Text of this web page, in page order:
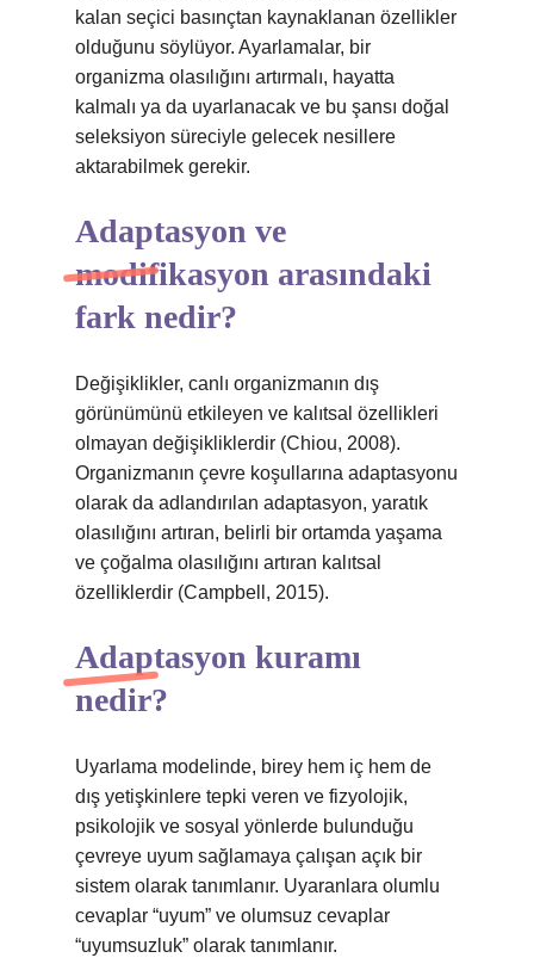
kalan seçici basınçtan kaynaklanan özellikler
olduğunu söylüyor. Ayarlamalar, bir
organizma olasılığını artırmalı, hayatta
kalmalı ya da uyarlanacak ve bu şansı doğal
seleksiyon süreciyle gelecek nesillere
aktarabilmek gerekir.
Adaptasyon ve
modifikasyon arasındaki
fark nedir?
Değişiklikler, canlı organizmanın dış
görünümünü etkileyen ve kalıtsal özellikleri
olmayan değişikliklerdir (Chiou, 2008).
Organizmanın çevre koşullarına adaptasyonu
olarak da adlandırılan adaptasyon, yaratık
olasılığını artıran, belirli bir ortamda yaşama
ve çoğalma olasılığını artıran kalıtsal
özelliklerdir (Campbell, 2015).
Adaptasyon kuramı
nedir?
Uyarlama modelinde, birey hem iç hem de
dış yetişkinlere tepki veren ve fizyolojik,
psikolojik ve sosyal yönlerde bulunduğu
çevreye uyum sağlamaya çalışan açık bir
sistem olarak tanımlanır. Uyaranlara olumlu
cevaplar “uyum” ve olumsuz cevaplar
“uyumsuzluk” olarak tanımlanır.